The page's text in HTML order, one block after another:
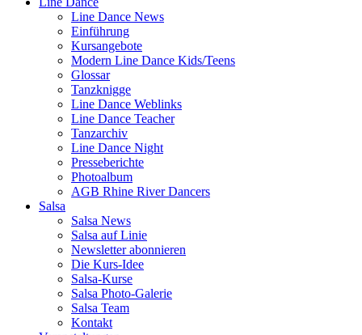
Line Dance News
Einführung
Kursangebote
Modern Line Dance Kids/Teens
Glossar
Tanzknigge
Line Dance Weblinks
Line Dance Teacher
Tanzarchiv
Line Dance Night
Presseberichte
Photoalbum
AGB Rhine River Dancers
Salsa
Salsa News
Salsa auf Linie
Newsletter abonnieren
Die Kurs-Idee
Salsa-Kurse
Salsa Photo-Galerie
Salsa Team
Kontakt